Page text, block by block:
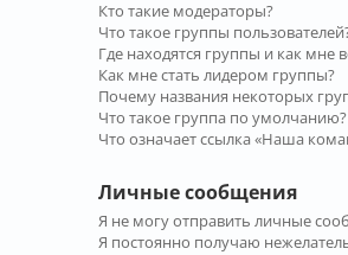
Кто такие модераторы?
Что такое группы
Где находятся группы и как мне
Как мне стать лидером группы?
Почему названия некоторых
Что такое группа по умолчанию?
Что означает ссылка «Наша
Личные сообщения
Я не могу отправить личные
Я постоянно получаю